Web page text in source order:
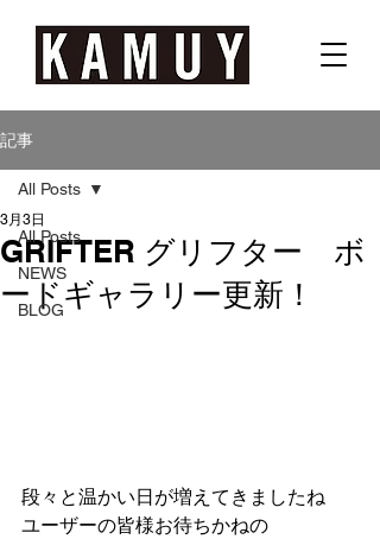
記事
All Posts
NEWS
BLOG
All Posts
GRIFTER グリフター ボ
ードギャラリー更新！
3月3日
段々と温かい日が増えてきましたね
ユーザーの皆様お待ちかねの